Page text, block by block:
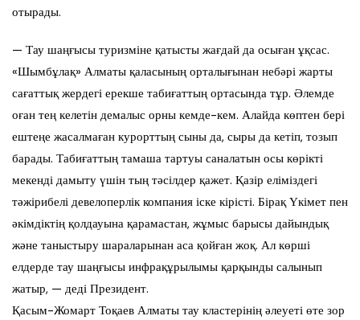
отырады.
— Тау шаңғысы туризміне қатысты жағдай да осыған ұқсас.
«Шымбұлақ» Алматы қаласының орталығынан небәрі жарты
сағаттық жердегі ерекше табиғаттың ортасында тұр. Әлемде
оған тең келетін демалыс орны кемде-кем. Алайда көптен бері
ештеңе жасалмаған курорттың сыны да, сыры да кетіп, тозып
барады. Табиғаттың тамаша тартуы саналатын осы көрікті
мекенді дамыту үшін тың тәсілдер қажет. Қазір еліміздегі
тәжірибелі девелоперлік компания іске кірісті. Бірақ Үкімет пен
әкімдіктің қолдауына қарамастан, жұмыс барысы дайындық
және таныстыру шараларынан аса қойған жоқ. Ал көрші
елдерде тау шаңғысы инфрақұрылымы қарқынды салынып
жатыр, — деді Президент.
Қасым-Жомарт Тоқаев Алматы тау кластерінің әлеуеті өте зор